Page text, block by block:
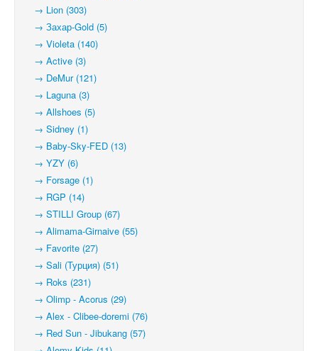
→ Lion (303)
→ Захар-Gold (5)
→ Violeta (140)
→ Active (3)
→ DeMur (121)
→ Laguna (3)
→ Allshoes (5)
→ Sidney (1)
→ Baby-Sky-FED (13)
→ YZY (6)
→ Forsage (1)
→ RGP (14)
→ STILLI Group (67)
→ Alimama-Girnaive (55)
→ Favorite (27)
→ Sali (Турция) (51)
→ Roks (231)
→ Olimp - Acorus (29)
→ Alex - Clibee-doremi (76)
→ Red Sun - Jibukang (57)